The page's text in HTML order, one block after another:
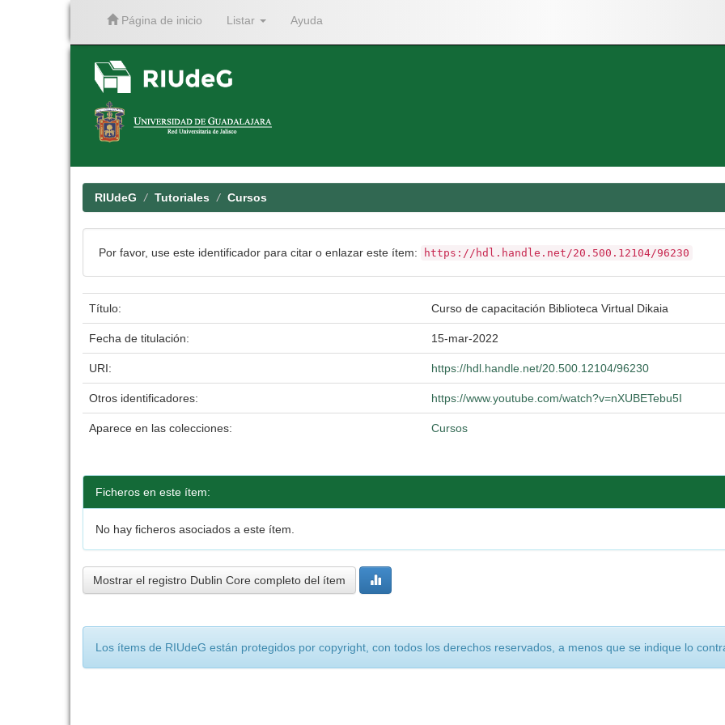
Página de inicio Listar Ayuda
RIUdeG Tutoriales Cursos
Por favor, use este identificador para citar o enlazar este ítem: https://hdl.handle.net/20.500.12104/96230
Título: Curso de capacitación Biblioteca Virtual Dikaia
Fecha de titulación: 15-mar-2022
URI: https://hdl.handle.net/20.500.12104/96230
Otros identificadores: https://www.youtube.com/watch?v=nXUBETebu5I
Aparece en las colecciones: Cursos
Ficheros en este ítem:
No hay ficheros asociados a este ítem.
Mostrar el registro Dublin Core completo del ítem
Los ítems de RIUdeG están protegidos por copyright, con todos los derechos reservados, a menos que se indique lo